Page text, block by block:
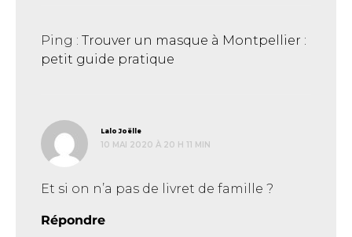
Ping : Trouver un masque à Montpellier :
petit guide pratique
Lalo Joëlle
10 MAI 2020 À 20 H 11 MIN
Et si on n’a pas de livret de famille ?
Répondre